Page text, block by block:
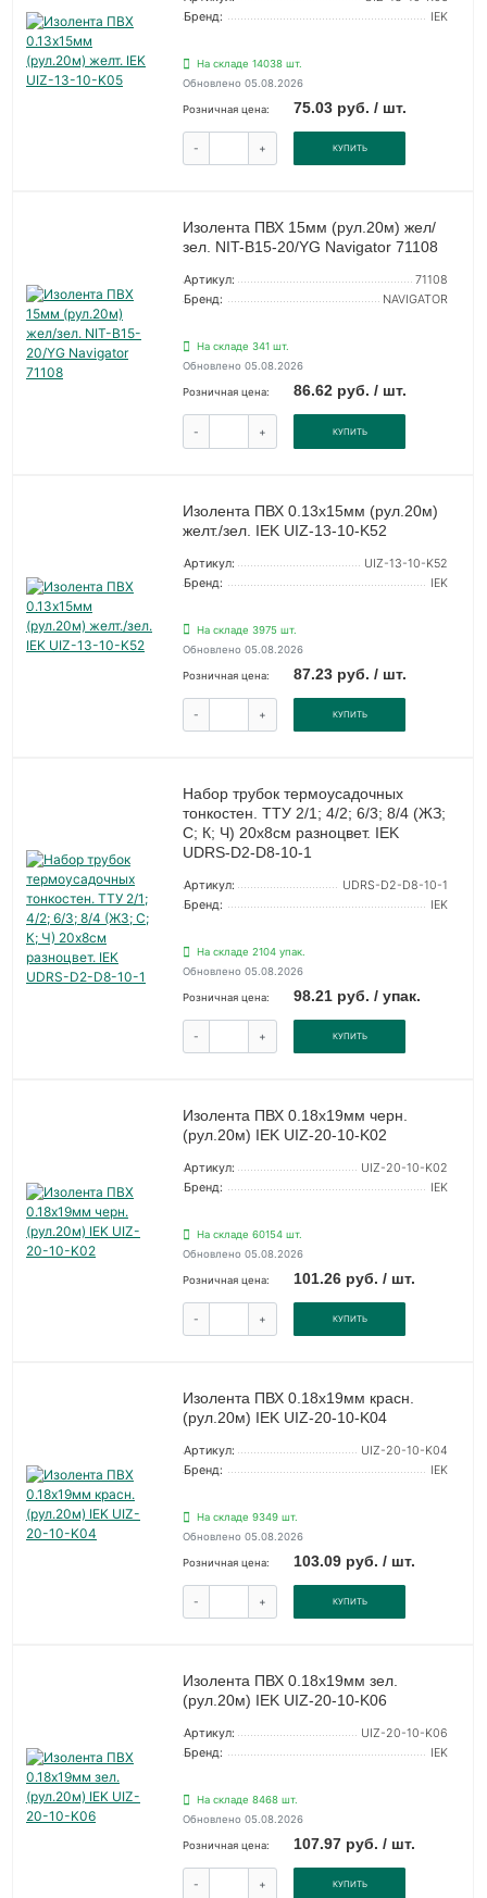
Бренд:
IEK
На складе 14038 шт.
Обновлено 05.08.2026
Розничная цена: 75.03 руб. / шт.
- + КУПИТЬ
Изолента ПВХ 15мм (рул.20м) жел/
зел. NIT-B15-20/YG Navigator 71108
Артикул:
71108
Бренд:
NAVIGATOR
На складе 341 шт.
Обновлено 05.08.2026
Розничная цена: 86.62 руб. / шт.
- + КУПИТЬ
Изолента ПВХ 0.13х15мм (рул.20м)
желт./зел. IEK UIZ-13-10-K52
Артикул:
UIZ-13-10-K52
Бренд:
IEK
На складе 3975 шт.
Обновлено 05.08.2026
Розничная цена: 87.23 руб. / шт.
- + КУПИТЬ
Набор трубок термоусадочных
тонкостен. ТТУ 2/1; 4/2; 6/3; 8/4 (ЖЗ;
С; К; Ч) 20х8см разноцвет. IEK
UDRS-D2-D8-10-1
Артикул:
UDRS-D2-D8-10-1
Бренд:
IEK
На складе 2104 упак.
Обновлено 05.08.2026
Розничная цена: 98.21 руб. / упак.
- + КУПИТЬ
Изолента ПВХ 0.18х19мм черн.
(рул.20м) IEK UIZ-20-10-K02
Артикул:
UIZ-20-10-K02
Бренд:
IEK
На складе 60154 шт.
Обновлено 05.08.2026
Розничная цена: 101.26 руб. / шт.
- + КУПИТЬ
Изолента ПВХ 0.18х19мм красн.
(рул.20м) IEK UIZ-20-10-K04
Артикул:
UIZ-20-10-K04
Бренд:
IEK
На складе 9349 шт.
Обновлено 05.08.2026
Розничная цена: 103.09 руб. / шт.
- + КУПИТЬ
Изолента ПВХ 0.18х19мм зел.
(рул.20м) IEK UIZ-20-10-K06
Артикул:
UIZ-20-10-K06
Бренд:
IEK
На складе 8468 шт.
Обновлено 05.08.2026
Розничная цена: 107.97 руб. / шт.
- + КУПИТЬ